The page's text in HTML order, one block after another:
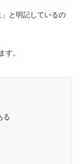
と明記しているの
す。
る